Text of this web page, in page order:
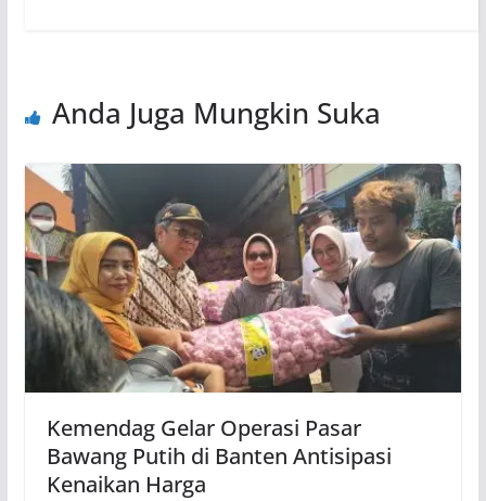
Anda Juga Mungkin Suka
Kemendag Gelar Operasi Pasar
Bawang Putih di Banten Antisipasi
Kenaikan Harga